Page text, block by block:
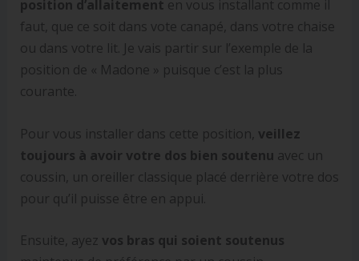
position d’allaitement en vous installant comme il
faut, que ce soit dans vote canapé, dans votre chaise
ou dans votre lit. Je vais partir sur l’exemple de la
position de « Madone » puisque c’est la plus
courante.
Pour vous installer dans cette position, veillez
toujours à avoir votre dos bien soutenu avec un
coussin, un oreiller classique placé derrière votre dos
pour qu’il puisse être en appui.
Ensuite, ayez vos bras qui soient soutenus